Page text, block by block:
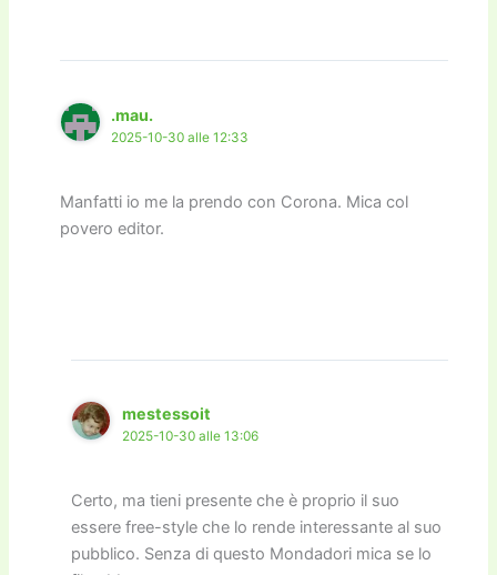
.mau.
2025-10-30 alle 12:33
Manfatti io me la prendo con Corona. Mica col
povero editor.
mestessoit
2025-10-30 alle 13:06
Certo, ma tieni presente che è proprio il suo
essere free-style che lo rende interessante al suo
pubblico. Senza di questo Mondadori mica se lo